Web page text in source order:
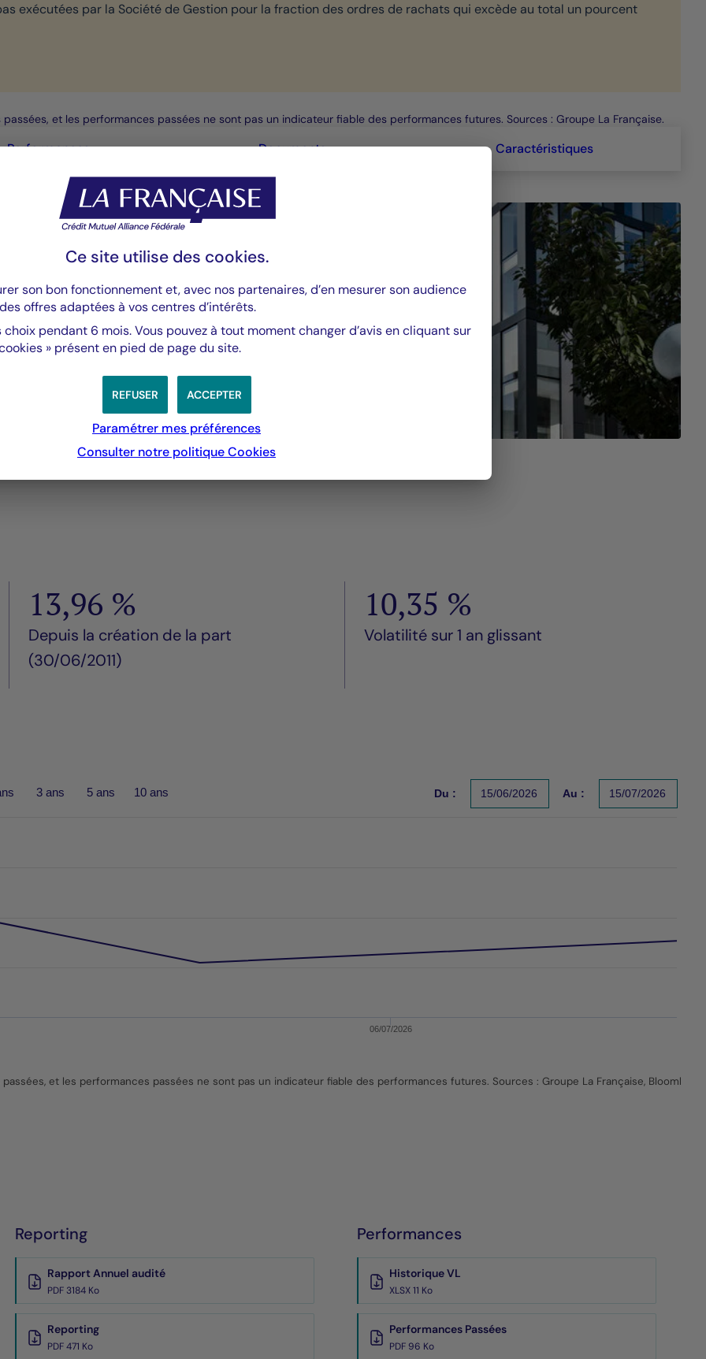
exécutées par la Société de Gestion pour la fraction des ordres de rachats qui excède au total un pourcent
et les performances passées ne sont pas un indicateur fiable des performances futures. Sources : Groupe La Française.
Performances Documents Caractéristiques
un portefeuille diversifié
de titres de
afin de faire
long terme des marchés
13,96 %
Depuis la création de la part
(30/06/2011)
10,35 %
Volatilité sur 1 an glissant
et les performances passées ne sont pas un indicateur fiable des performances futures. Sources : Groupe La Française, Bloomberg.
06/07/2026
3 ans 5 ans 10 ans Du : 15/06/2026 Au : 15/07/2026
Reporting
Rapport Annuel audité
PDF 3184 Ko
Reporting
PDF 471 Ko
Performances
Historique VL
XLSX 11 Ko
Performances Passées
PDF 96 Ko
Ce site utilise des cookies.
son bon fonctionnement et, avec nos partenaires, d’en mesurer son audience
offres adaptées à vos centres d’intérêts.
choix pendant 6 mois. Vous pouvez à tout moment changer d’avis en cliquant sur
» présent en pied de page du site.
ACCEPTER
REFUSER
Paramétrer mes préférences
Consulter notre politiqueCookies